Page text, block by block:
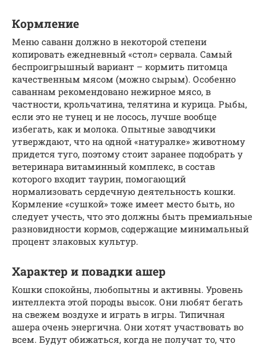
Кормление
Меню саванн должно в некоторой степени
копировать ежедневный «стол» сервала. Самый
беспроигрышный вариант – кормить питомца
качественным мясом (можно сырым). Особенно
саваннам рекомендовано нежирное мясо, в
частности, крольчатина, телятина и курица. Рыбы,
если это не тунец и не лосось, лучше вообще
избегать, как и молока. Опытные заводчики
утверждают, что на одной «натуралке» животному
придется туго, поэтому стоит заранее подобрать у
ветеринара витаминный комплекс, в состав
которого входит таурин, помогающий
нормализовать сердечную деятельность кошки.
Кормление «сушкой» тоже имеет место быть, но
следует учесть, что это должны быть премиальные
разновидности кормов, содержащие минимальный
процент злаковых культур.
Характер и повадки ашер
Кошки спокойны, любопытны и активны. Уровень
интеллекта этой породы высок. Они любят бегать
на свежем воздухе и играть в игры. Типичная
ашера очень энергична. Они хотят участвовать во
всем. Будут обижаться, когда не получат то, что